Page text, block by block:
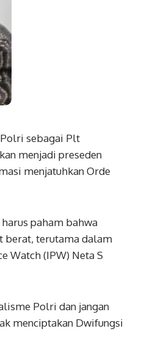
sebagai Plt
menjadi preseden
menjatuhkan Orde
paham bahwa
berat, terutama dalam
Watch (IPW) Neta S
Polri dan jangan
menciptakan Dwifungsi